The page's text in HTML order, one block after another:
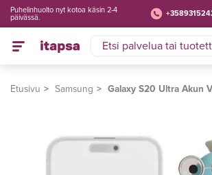
Puhelinhuolto nyt kotoa käsin 2-4
päivässä.
Etusivu Samsung Galaxy S20 Ultra Akun